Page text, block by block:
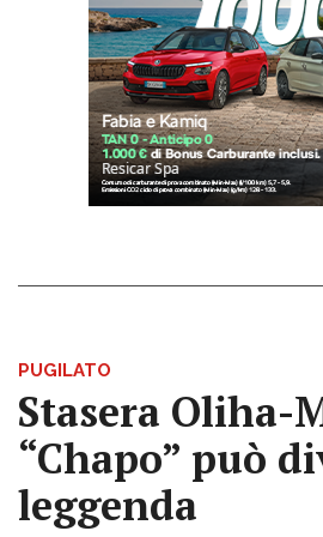
PUGILATO
Stasera Oliha-
“Chapo” può
leggenda